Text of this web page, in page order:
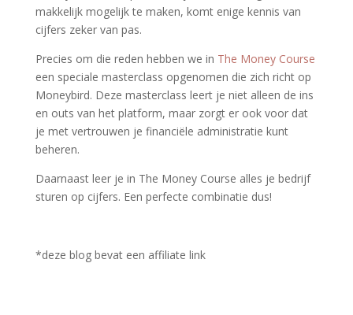
makkelijk mogelijk te maken, komt enige kennis van
cijfers zeker van pas.
Precies om die reden hebben we in The Money Course
een speciale masterclass opgenomen die zich richt op
Moneybird. Deze masterclass leert je niet alleen de ins
en outs van het platform, maar zorgt er ook voor dat
je met vertrouwen je financiële administratie kunt
beheren.
Daarnaast leer je in The Money Course alles je bedrijf
sturen op cijfers. Een perfecte combinatie dus!
*deze blog bevat een affiliate link